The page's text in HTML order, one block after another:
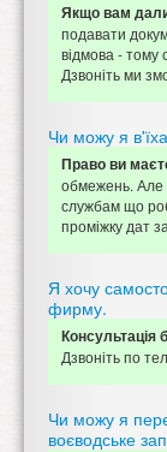
Якщо вам
подавати
відмова - тому
Дзвоніть ми
Чи можу я
Право ви
обмежень. Але
службам що
проміжку дат
Я хочу
фирму.
Консультація
Дзвоніть по
Чи можу я
воєводське